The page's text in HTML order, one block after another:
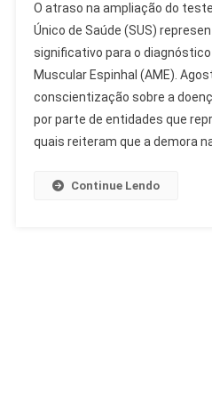
Na
Ampliação
Do
Teste
Do
Pezinho
Dificulta
O atraso na ampliação do
Único de Saúde (SUS)
significativo para o
Muscular Espinhal (AME).
conscientização sobre a
por parte de entidades que
quais reiteram que a demora
Continue Lendo